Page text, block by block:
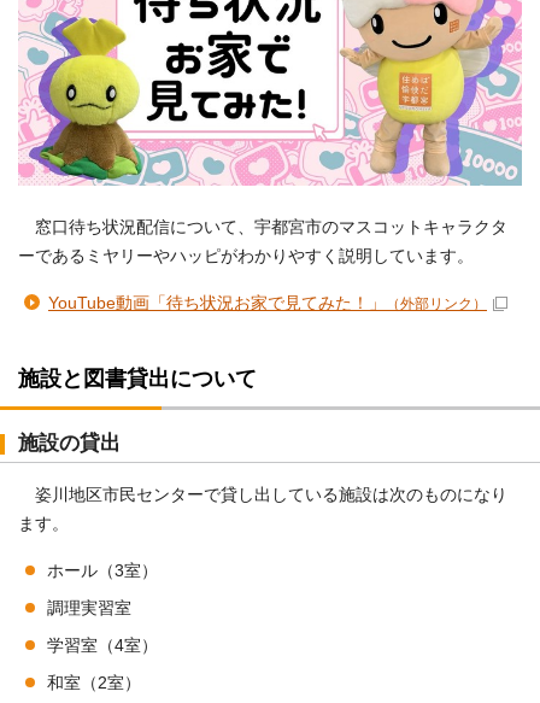
窓口待ち状況配信について、宇都宮市のマスコットキャラクタ
ーであるミヤリーやハッピがわかりやすく説明しています。
YouTube動画「待ち状況お家で見てみた！」 （外部リンク）
施設と図書貸出について
施設の貸出
姿川地区市民センターで貸し出している施設は次のものになり
ます。
ホール（3室）
調理実習室
学習室（4室）
和室（2室）